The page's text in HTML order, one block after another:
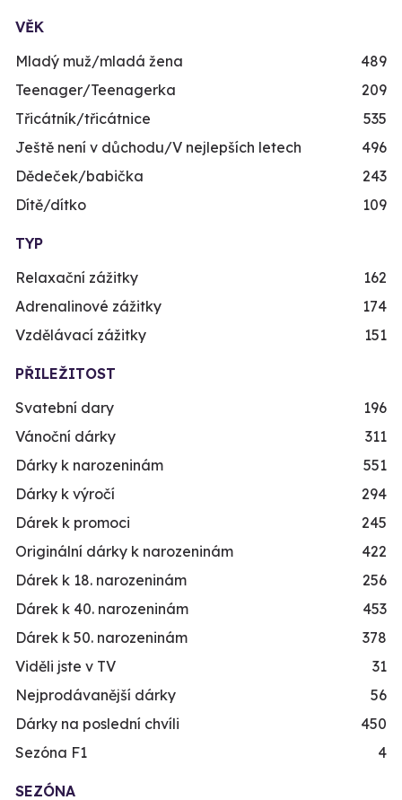
VĚK
Mladý muž/mladá žena
489
Teenager/Teenagerka
209
Třicátník/třicátnice
535
Ještě není v důchodu/V nejlepších letech
496
Dědeček/babička
243
Dítě/dítko
109
TYP
Relaxační zážitky
162
Adrenalinové zážitky
174
Vzdělávací zážitky
151
PŘILEŽITOST
Svatební dary
196
Vánoční dárky
311
Dárky k narozeninám
551
Dárky k výročí
294
Dárek k promoci
245
Originální dárky k narozeninám
422
Dárek k 18. narozeninám
256
Dárek k 40. narozeninám
453
Dárek k 50. narozeninám
378
Viděli jste v TV
31
Nejprodávanější dárky
56
Dárky na poslední chvíli
450
Sezóna F1
4
SEZÓNA